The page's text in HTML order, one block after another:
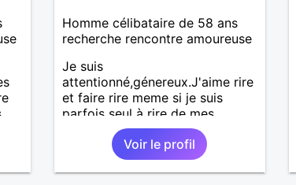
Homme célibataire de 58 ans
recherche rencontre amoureuse
Je suis
attentionné,génereux.J'aime rire
et faire rire meme si je suis
parfois seul à rire de mes
Voir le profil